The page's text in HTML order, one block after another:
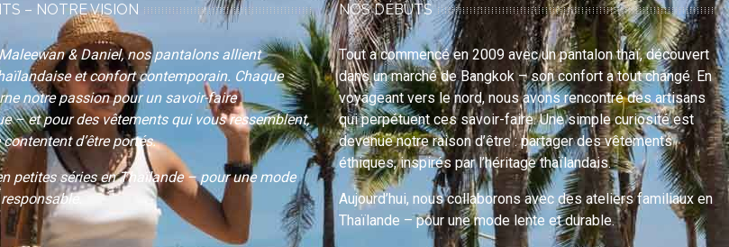
– NOTRE VISION
& Daniel, nos pantalons allient
et confort contemporain. Chaque
notre passion pour un savoir-faire
– et pour des vêtements qui vous ressemblent,
d’être portés.
petites séries en Thaïlande – pour une mode
NOS DÉBUTS
Tout a commencé en 2009 avec un pantalon thaï, découvert
dans un marché de Bangkok – son confort a tout changé. En
voyageant vers le nord, nous avons rencontré des artisans
qui perpétuent ces savoir-faire. Une simple curiosité est
devenue notre raison d’être : partager des vêtements
éthiques, inspirés par l’héritage thaïlandais.
Aujourd’hui, nous collaborons avec des ateliers familiaux en
Thaïlande – pour une mode lente et durable.